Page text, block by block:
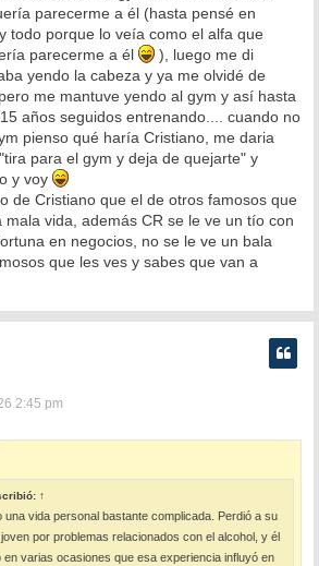
parecerme a él (hasta pensé en
todo porque lo veía como el alfa que
parecerme a él
), luego me di
yendo la cabeza y ya me olvidé de
me mantuve yendo al gym y así hasta
años seguidos entrenando.... cuando no
pienso qué haría Cristiano, me daria
para el gym y deja de quejarte" y
y voy
de Cristiano que el de otros famosos que
mala vida, además CR se le ve un tío con
en negocios, no se le ve un bala
que les ves y sabes que van a
2:45 pm
↑
una vida personal bastante complicada. Perdió a su
por problemas relacionados con el alcohol, y él
en varias ocasiones que esa experiencia influyó en